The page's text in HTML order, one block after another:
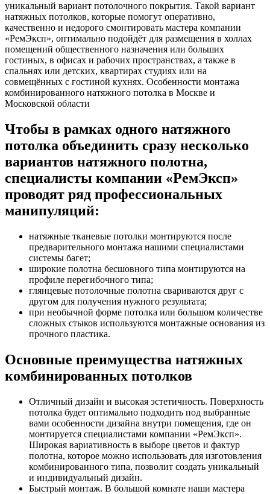
уникальный вариант потолочного покрытия. Такой вариант
натяжных потолков, которые помогут оперативно,
качественно и недорого смонтировать мастера компании
«РемЭксп», оптимально подойдёт для размещения в холлах
помещений общественного назначения или больших
гостиных, в офисах и рабочих пространствах, а также в
спальнях или детских, квартирах студиях или на
совмещённых с гостиной кухнях. Особенности монтажа
комбинированного натяжного потолка в Москве и
Московской области
Чтобы в рамках одного натяжного
потолка объединить сразу несколько
вариантов натяжного полотна,
специалисты компании «РемЭксп»
проводят ряд профессиональных
манипуляций:
натяжные тканевые потолки монтируются после
предварительного монтажа нашими специалистами
системы багет;
широкие полотна бесшовного типа монтируются на
профиле перегибочного типа;
глянцевые потолочные полотна свариваются друг с
другом для получения нужного результата;
при необычной форме потолка или большом количестве
сложных стыков используются монтажные основания из
прочного пластика.
Основные преимущества натяжных
комбинированных потолков
Отличный дизайн и высокая эстетичность. Поверхность
потолка будет оптимально подходить под выбранные
вами особенности дизайна внутри помещения, где он
монтируется специалистами компании «РемЭксп».
Широкая вариативность в выборе цветов и фактур
полотна, которое можно использовать для изготовления
комбинированного типа, позволит создать уникальный
и индивидуальный дизайн.
Быстрый монтаж. В большой комнате наши мастера